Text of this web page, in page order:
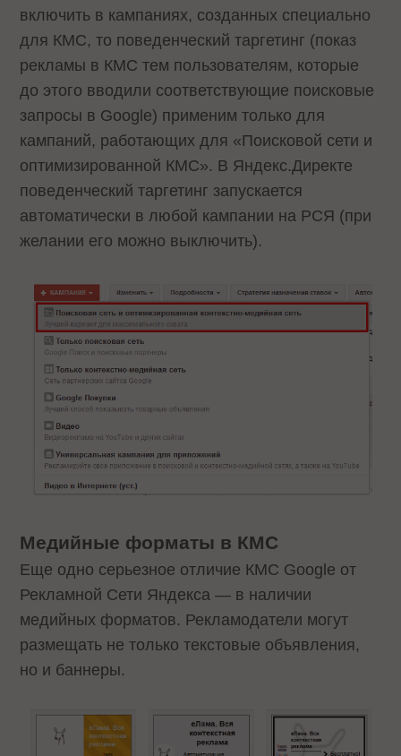
включить в кампаниях, созданных специально
для КМС, то поведенческий таргетинг (показ
рекламы в КМС тем пользователям, которые
до этого вводили соответствующие поисковые
запросы в Google) применим только для
кампаний, работающих для «Поисковой сети и
оптимизированной КМС». В Яндекс.Директе
поведенческий таргетинг запускается
автоматически в любой кампании на РСЯ (при
желании его можно выключить).
Медийные форматы в КМС
Еще одно серьезное отличие КМС Google от
Рекламной Сети Яндекса — в наличии
медийных форматов. Рекламодатели могут
размещать не только текстовые объявления,
но и баннеры.